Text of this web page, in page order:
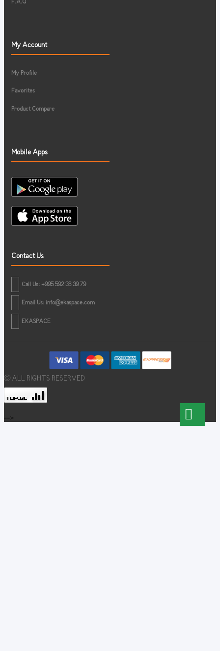
F.A.Q
My Account
My Profile
Favorites
Product Compare
Mobile Apps
Contact Us
Call Us: +995 592 38 39 79
Email Us: info@ekaspace.com
EKASPACE
© ALL RIGHTS RESERVED
-->